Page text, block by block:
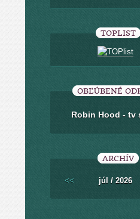
TOPLIST
OBĽÚBENÉ
Robin Hood - tv
ARCHÍV
<< júl / 2026